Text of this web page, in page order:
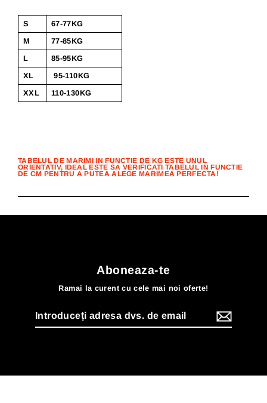
S
67-77KG
M
77-85KG
L
85-95KG
XL
95-110KG
XXL
110-130KG
TABELUL DE MARIMI IN FUNCTIE DE KG ESTE UNUL
ORIENTATIV, IDEAL ESTE SA VERIFICATI TABELUL IN FUNCTIE
DE CM PENTRU A PUTEA ALEGE MARIMEA PERFECTA!
Aboneaza-te
Ramai la curent cu cele mai noi oferte!
adresa